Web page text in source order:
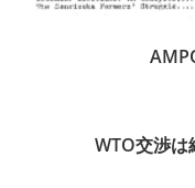
WTO交渉は